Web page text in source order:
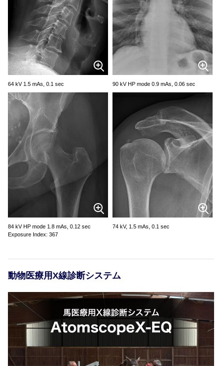
64 kV 1.5 mAs, 0.1 sec 90 kV HP mode 0.9 mAs, 0.06 sec
84 kV HP mode 1.8 mAs, 0.12 sec
Exposure Index: 367
74 kV, 1.5 mAs, 0.1 sec
動物医療用X線診断システム